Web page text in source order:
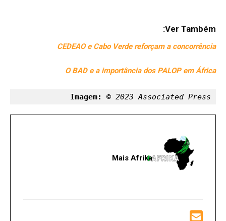
Ver Também:
CEDEAO e Cabo Verde reforçam a concorrência
O BAD e a importância dos PALOP em África
Imagem: © 2023 Associated Press
Mais Afrika